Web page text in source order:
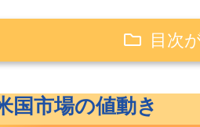
目次
主要3指数の値動き
国市場の値動き